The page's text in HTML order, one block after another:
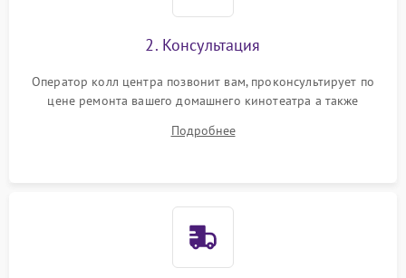
2. Консультация
Оператор колл центра позвонит вам, проконсультирует по
цене ремонта вашего домашнего кинотеатра а также
Подробнее